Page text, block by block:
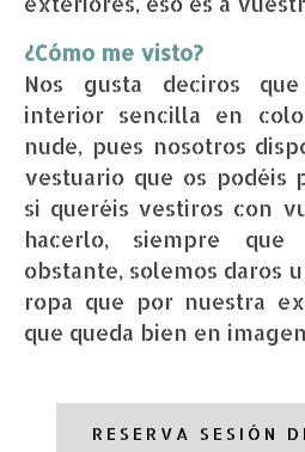
¿Cómo me visto?
Nos gusta deciros
interior sencilla en
nude, pues nosotros
vestuario que os podéis
si queréis vestiros con
hacerlo, siempre
obstante, solemos daros
ropa que por nuestra
que queda bien en
RESERVA SESIÓN